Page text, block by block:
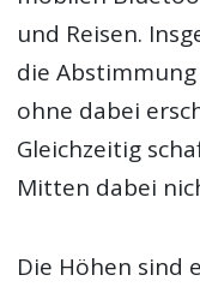
und Reisen.
die
ohne dabei
Gleichzeitig
Mitten dabei
Die Höhen sind